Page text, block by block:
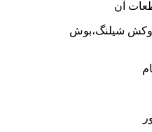
آن
شیلنگ،بوش